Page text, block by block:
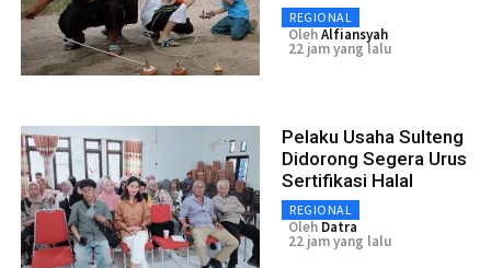
REGIONAL
OlehAlfiansyah
22 jam yang lalu
Pelaku Usaha Sulteng
Didorong Segera Urus
Sertifikasi Halal
REGIONAL
Oleh Datra
22 jam yang lalu